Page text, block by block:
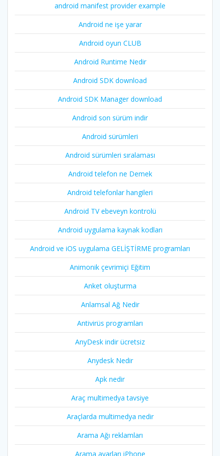
android manifest provider example
Android ne işe yarar
Android oyun CLUB
Android Runtime Nedir
Android SDK download
Android SDK Manager download
Android son sürüm indir
Android sürümleri
Android sürümleri sıralaması
Android telefon ne Demek
Android telefonlar hangileri
Android TV ebeveyn kontrolü
Android uygulama kaynak kodları
Android ve iOS uygulama GELİŞTİRME programları
Animonik çevrimiçi Eğitim
Anket oluşturma
Anlamsal Ağ Nedir
Antivirüs programları
AnyDesk indir ücretsiz
Anydesk Nedir
Apk nedir
Araç multimedya tavsiye
Araçlarda multimedya nedir
Arama Ağı reklamları
Arama ayarları iPhone